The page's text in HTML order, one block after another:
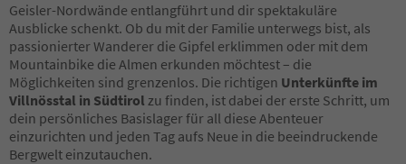
Geisler-Nordwände entlangführt und dir spektakuläre
Ausblicke schenkt. Ob du mit der Familie unterwegs bist, als
passionierter Wanderer die Gipfel erklimmen oder mit dem
Mountainbike die Almen erkunden möchtest – die
Möglichkeiten sind grenzenlos. Die richtigen Unterkünfte im
Villnösstal in Südtirol zu finden, ist dabei der erste Schritt, um
dein persönliches Basislager für all diese Abenteuer
einzurichten und jeden Tag aufs Neue in die beeindruckende
Bergwelt einzutauchen.